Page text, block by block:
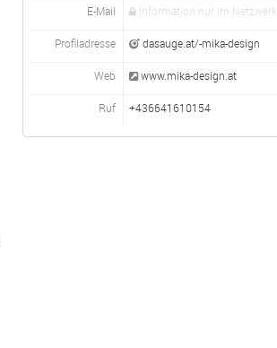
E-Mail Information nur im Netzwerk
Profiladresse dasauge.at/-mika-design
Web www.mika-design.at
Ruf +436641610154